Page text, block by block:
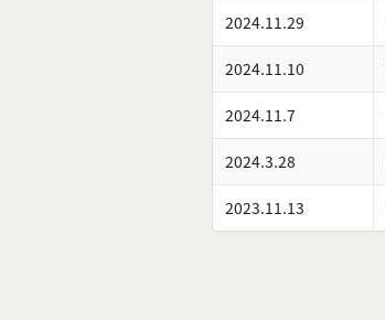
2024.11.29
2024.11.10
2024.11.7
2024.3.28
2023.11.13